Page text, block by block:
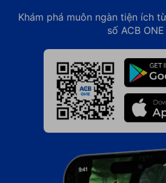
Khám phá muôn ngàn tiện ích
số ACB ONE